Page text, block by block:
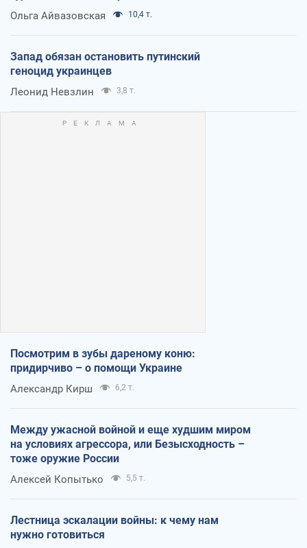
Ольга Айвазовская 10,4 т.
Запад обязан остановить путинский
геноцид украинцев
Леонид Невзлин 3,8 т.
Посмотрим в зубы дареному коню:
придирчиво – о помощи Украине
Александр Кирш 6,2 т.
Между ужасной войной и еще худшим миром
на условиях агрессора, или Безысходность –
тоже оружие России
Алексей Копытько 5,5 т.
Лестница эскалации войны: к чему нам
нужно готовиться